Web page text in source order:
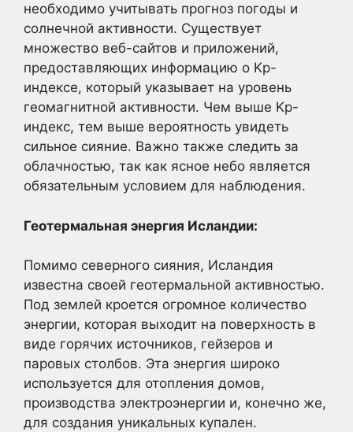
необходимо учитывать прогноз погоды и
солнечной активности. Существует
множество веб-сайтов и приложений,
предоставляющих информацию о Kp-
индексе, который указывает на уровень
геомагнитной активности. Чем выше Kp-
индекс, тем выше вероятность увидеть
сильное сияние. Важно также следить за
облачностью, так как ясное небо является
обязательным условием для наблюдения.
Геотермальная энергия Исландии:
Помимо северного сияния, Исландия
известна своей геотермальной активностью.
Под землей кроется огромное количество
энергии, которая выходит на поверхность в
виде горячих источников, гейзеров и
паровых столбов. Эта энергия широко
используется для отопления домов,
производства электроэнергии и, конечно же,
для создания уникальных купален.